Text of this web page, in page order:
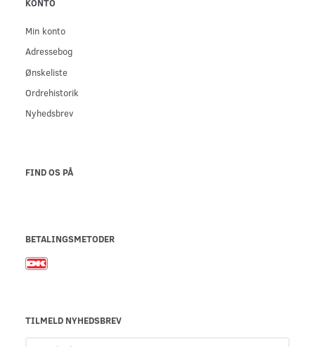
KONTO
Min konto
Adressebog
Ønskeliste
Ordrehistorik
Nyhedsbrev
FIND OS PÅ
BETALINGSMETODER
TILMELD NYHEDSBREV